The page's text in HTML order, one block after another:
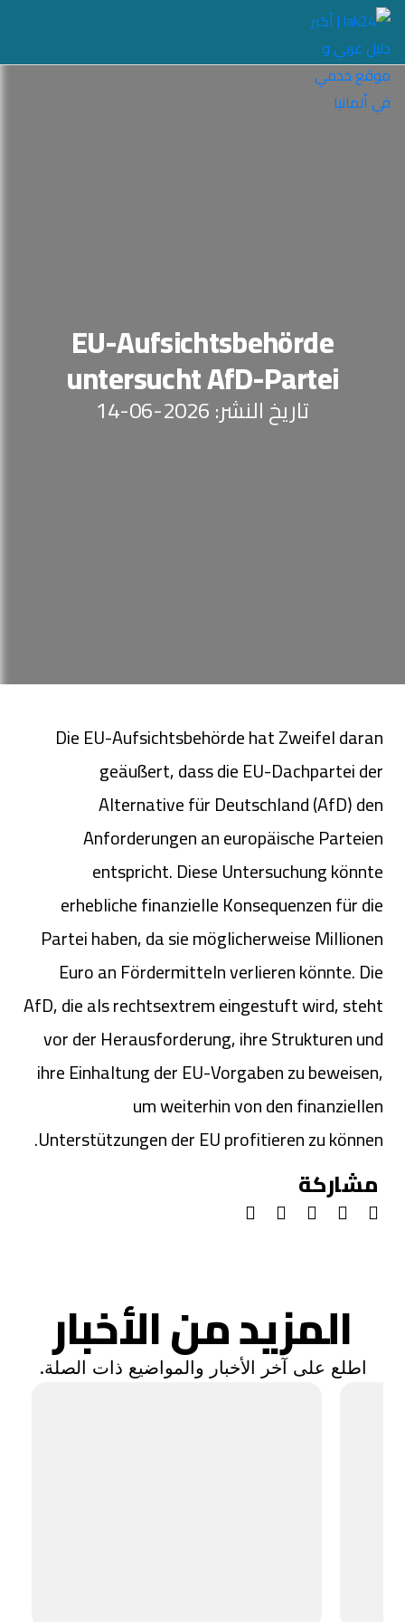
EU-Aufsichtsbehörde
untersucht AfD-Partei
تاريخ النشر: 2026-06-14
Die EU-Aufsichtsbehörde hat Zweifel daran
geäußert, dass die EU-Dachpartei der
Alternative für Deutschland (AfD) den
Anforderungen an europäische Parteien
entspricht. Diese Untersuchung könnte
erhebliche finanzielle Konsequenzen für die
Partei haben, da sie möglicherweise Millionen
Euro an Fördermitteln verlieren könnte. Die
AfD, die als rechtsextrem eingestuft wird, steht
vor der Herausforderung, ihre Strukturen und
ihre Einhaltung der EU-Vorgaben zu beweisen,
um weiterhin von den finanziellen
Unterstützungen der EU profitieren zu können.
مشاركة
المزيد من الأخبار
اطلع على آخر الأخبار والمواضيع ذات الصلة.